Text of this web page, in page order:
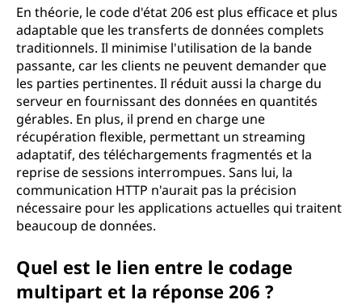
En théorie, le code d'état 206 est plus efficace et plus
adaptable que les transferts de données complets
traditionnels. Il minimise l'utilisation de la bande
passante, car les clients ne peuvent demander que
les parties pertinentes. Il réduit aussi la charge du
serveur en fournissant des données en quantités
gérables. En plus, il prend en charge une
récupération flexible, permettant un streaming
adaptatif, des téléchargements fragmentés et la
reprise de sessions interrompues. Sans lui, la
communication HTTP n'aurait pas la précision
nécessaire pour les applications actuelles qui traitent
beaucoup de données.
Quel est le lien entre le codage
multipart et la réponse 206 ?